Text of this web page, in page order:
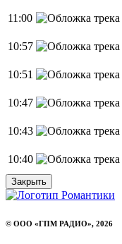
11:00
10:57
10:51
10:47
10:43
10:40
Закрыть
© ООО «ГПМ РАДИО», 2026